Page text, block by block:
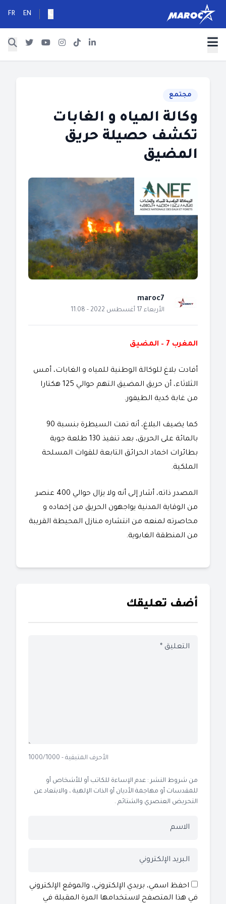
EN
FR
مجتمع
وكالة المياه و الغابات
تكشف حصيلة حريق
المضيق
maroc7
الأربعاء 17 أغسطس 2022 - 11:08
المغرب 7 – المضيق
أفادت بلاغ للوكالة الوطنية للمياه و الغابات، أمس
الثلاثاء، أن حريق المضيق التهم حوالي 125 هكتارا
من غابة كدية الطيفور.
كما يضيف البلاغ، أنه تمت السيطرة بنسبة 90
بالمائة على الحريق، بعد تنفيذ 130 طلعة جوية
بطائرات اخماد الحرائق التابعة للقوات المسلحة
الملكية.
المصدر ذاته، أشار إلى أنه ولا يزال حوالي 400 عنصر
من الوقاية المدنية يواجهون الحريق من إخماده و
محاصرته لمنعه من انتشاره منازل المحيطة القريبة
من المنطقة الغابوية.
أضف تعليقك
الأحرف المتبقية - 1000/1000
من شروط النشر : عدم الإساءة للكاتب أو للأشخاص أو
للمقدسات أو مهاجمة الأديان أو الذات الإلهية ، والابتعاد عن
التحريض العنصري والشتائم .
احفظ اسمي، بريدي الإلكتروني، والموقع الإلكتروني
في هذا المتصفح لاستخدامها المرة المقبلة في